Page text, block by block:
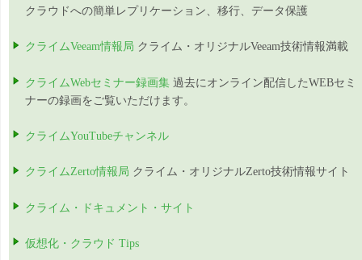
クラウドへの簡単レプリケーション、移行、データ保護
クライムVeeam情報局 クライム・オリジナルVeeam技術情報満載
クライムWebセミナー録画集 過去にオンライン配信したWEBセミ
ナーの録画をご覧いただけます。
クライムYouTubeチャンネル
クライムZerto情報局 クライム・オリジナルZerto技術情報サイト
クライム・ドキュメント・サイト
仮想化・クラウド Tips